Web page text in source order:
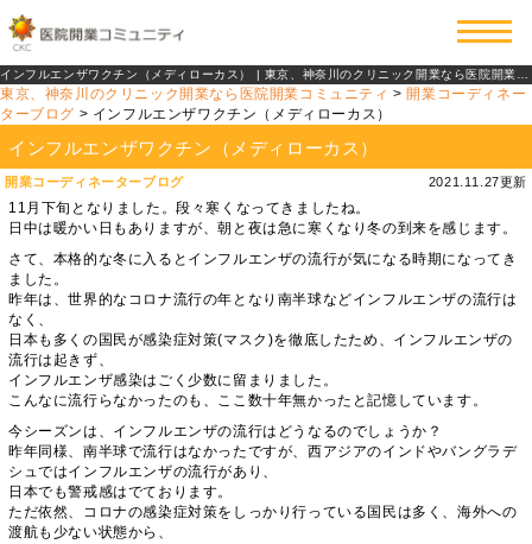
東京、神奈川のクリニック開業なら医院開業コミュニティ > 開業コーディネー
ターブログ > インフルエンザワクチン（メディローカス）
インフルエンザワクチン（メディローカス）
開業コーディネーターブログ 2021.11.27更新
11月下旬となりました。段々寒くなってきましたね。
日中は暖かい日もありますが、朝と夜は急に寒くなり冬の到来を感じます。
さて、本格的な冬に入るとインフルエンザの流行が気になる時期になってき
ました。
昨年は、世界的なコロナ流行の年となり南半球などインフルエンザの流行は
なく、
日本も多くの国民が感染症対策(マスク)を徹底したため、インフルエンザの
流行は起きず、
インフルエンザ感染はごく少数に留まりました。
こんなに流行らなかったのも、ここ数十年無かったと記憶しています。
今シーズンは、インフルエンザの流行はどうなるのでしょうか？
昨年同様、南半球で流行はなかったですが、西アジアのインドやバングラデ
シュではインフルエンザの流行があり、
日本でも警戒感はでております。
ただ依然、コロナの感染症対策をしっかり行っている国民は多く、海外への
渡航も少ない状態から、